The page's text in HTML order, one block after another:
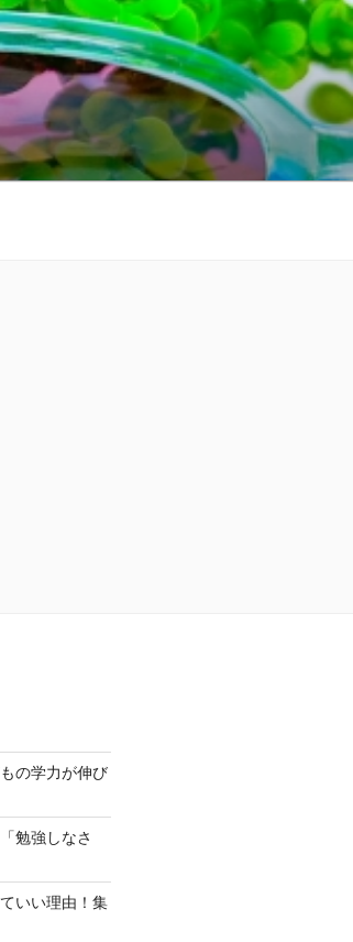
の学力が伸び
勉強しなさ
いい理由！集